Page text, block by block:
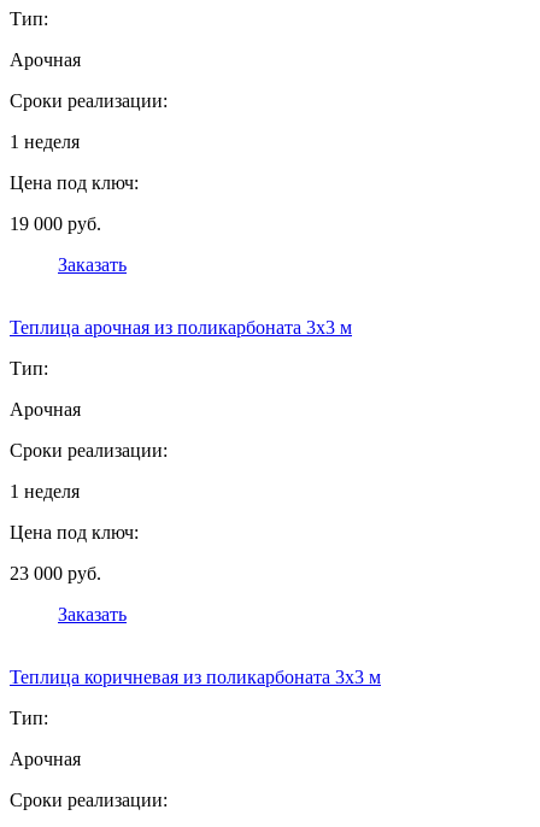
Тип:
Арочная
Сроки реализации:
1 неделя
Цена под ключ:
19 000 руб.
Заказать
Теплица арочная из поликарбоната 3х3 м
Тип:
Арочная
Сроки реализации:
1 неделя
Цена под ключ:
23 000 руб.
Заказать
Теплица коричневая из поликарбоната 3х3 м
Тип:
Арочная
Сроки реализации: